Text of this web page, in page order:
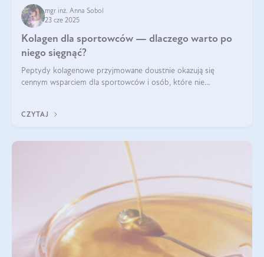
mgr inż. Anna Sobol
23 cze 2025
Kolagen dla sportowców — dlaczego warto po
niego sięgnąć?
Peptydy kolagenowe przyjmowane doustnie okazują się
cennym wsparciem dla sportowców i osób, które nie
CZYTAJ